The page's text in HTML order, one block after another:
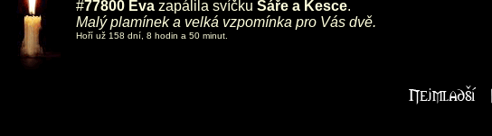
#77800 Eva zapálila svíčku Sáře a Kesce.
Malý plamínek a velká vzpomínka pro Vás dvě.
Hoří už 158 dní, 8 hodin a 50 minut.